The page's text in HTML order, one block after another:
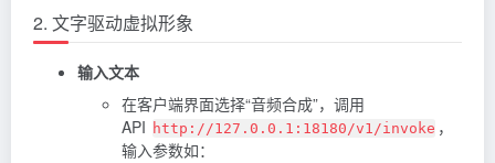
2. 文字驱动虚拟形象
输入文本
在客户端界面选择“音频合成”，调用
API http://127.0.0.1:18180/v1/invoke ，
输入参数如：